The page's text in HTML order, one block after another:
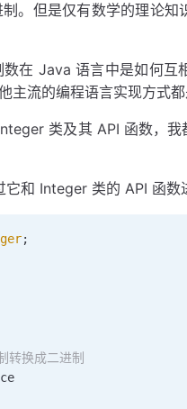
。但是仅有数学的理论
在 Java 语言中是如何互
流的编程语言实现方式都
类及其 API 函数，
和 Integer 类的 API 函数
;
换成二进制